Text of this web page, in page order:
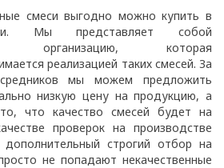
смеси выгодно можно купить в
Мы представляет собой
организацию, которая
реализацией таких смесей. За
мы можем предложить
низкую цену на продукцию, а
что качество смесей будет на
проверок на производстве
строгий отбор на
не попадают некачественные